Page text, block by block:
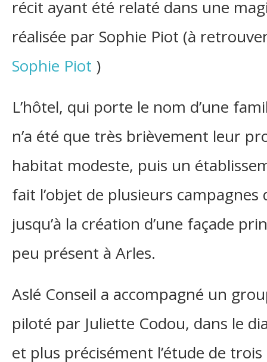
récit ayant été relaté dans une
réalisée par Sophie Piot (à
Sophie Piot )
L’hôtel, qui porte le nom d’une
n’a été que très brièvement leur
habitat modeste, puis un
fait l’objet de plusieurs campagnes
jusqu’à la création d’une façade
peu présent à Arles.
Aslé Conseil a accompagné un
piloté par Juliette Codou, dans le
et plus précisément l’étude de